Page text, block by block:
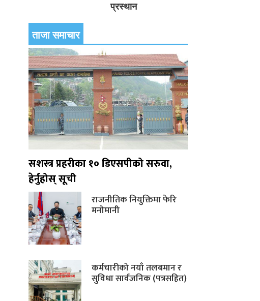
प्रस्थान
ताजा समाचार
सशस्त्र प्रहरीका १० डिएसपीको सरुवा,
हेर्नुहोस् सूची
राजनीतिक नियुक्तिमा फेरि
मनोमानी
कर्मचारीको नयाँ तलबमान र
सुविधा सार्वजनिक (पत्रसहित)